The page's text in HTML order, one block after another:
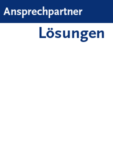
Ansprechpartner
Lösungen